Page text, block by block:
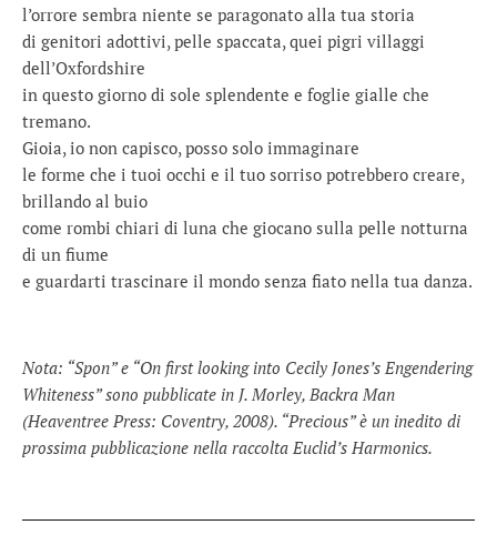
l’orrore sembra niente se paragonato alla tua storia
di genitori adottivi, pelle spaccata, quei pigri villaggi
dell’Oxfordshire
in questo giorno di sole splendente e foglie gialle che
tremano.
Gioia, io non capisco, posso solo immaginare
le forme che i tuoi occhi e il tuo sorriso potrebbero creare,
brillando al buio
come rombi chiari di luna che giocano sulla pelle notturna
di un fiume
e guardarti trascinare il mondo senza fiato nella tua danza.
Nota: “Spon” e “On first looking into Cecily Jones’s Engendering
Whiteness” sono pubblicate in J. Morley, Backra Man
(Heaventree Press: Coventry, 2008). “Precious” è un inedito di
prossima pubblicazione nella raccolta Euclid’s Harmonics.